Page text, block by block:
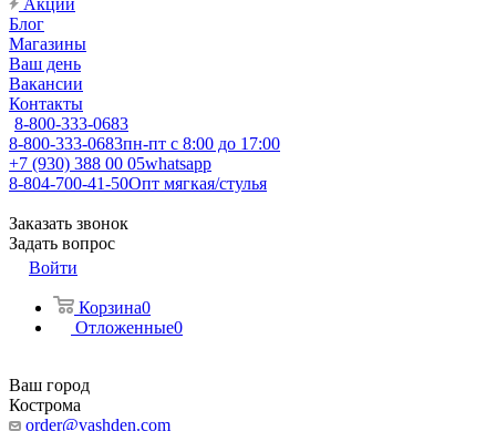
Акции
Блог
Магазины
Ваш день
Вакансии
Контакты
8-800-333-0683
8-800-333-0683пн-пт с 8:00 до 17:00
+7 (930) 388 00 05whatsapp
8-804-700-41-50Опт мягкая/стулья
Заказать звонок
Задать вопрос
Войти
Корзина0
Отложенные0
Ваш город
Кострома
order@vashden.com